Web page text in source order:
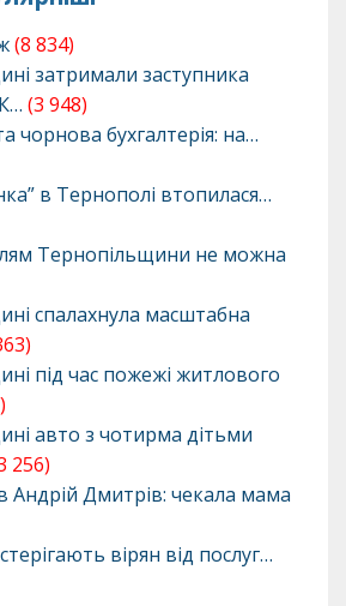
(8 834)
затримали заступника
(3 948)
чорнова бухгалтерія: на…
в Тернополі втопилася…
Тернопільщини не можна
спалахнула масштабна
під час пожежі житлового
авто з чотирма дітьми
256)
Андрій Дмитрів: чекала мама
вірян від послуг…